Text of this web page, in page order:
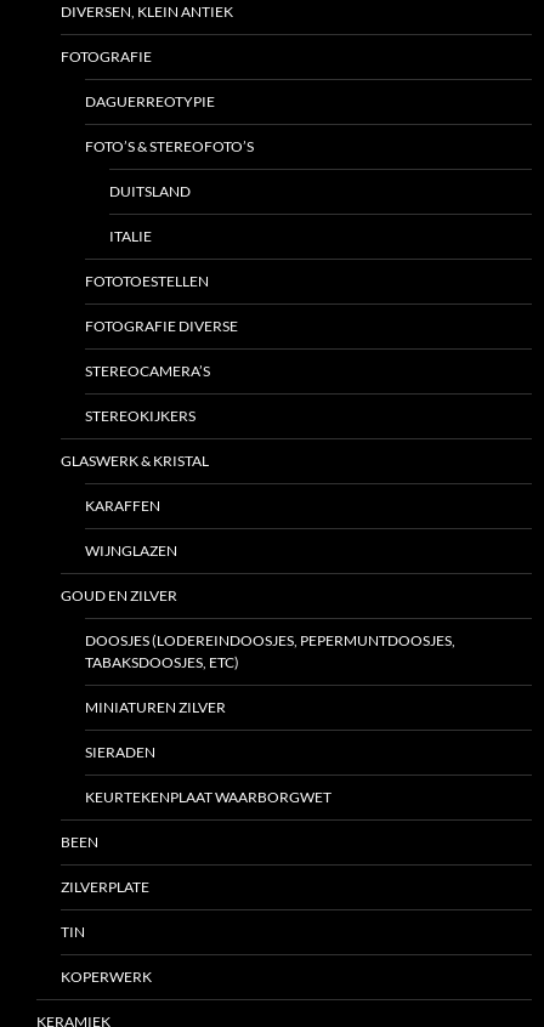
DIVERSEN, KLEIN ANTIEK
FOTOGRAFIE
DAGUERREOTYPIE
FOTO’S & STEREOFOTO’S
DUITSLAND
ITALIE
FOTOTOESTELLEN
FOTOGRAFIE DIVERSE
STEREOCAMERA’S
STEREOKIJKERS
GLASWERK & KRISTAL
KARAFFEN
WIJNGLAZEN
GOUD EN ZILVER
DOOSJES (LODEREINDOOSJES, PEPERMUNTDOOSJES,
TABAKSDOOSJES, ETC)
MINIATUREN ZILVER
SIERADEN
KEURTEKENPLAAT WAARBORGWET
BEEN
ZILVERPLATE
TIN
KOPERWERK
KERAMIEK